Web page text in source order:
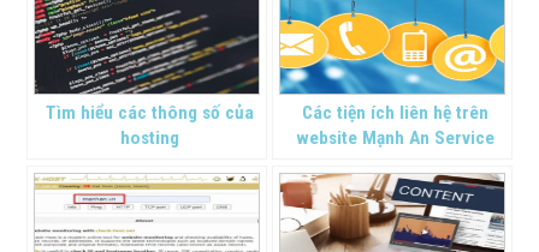
Tìm hiểu các thông số của
hosting
Các tiện ích liên hệ trên
website Mạnh An Service